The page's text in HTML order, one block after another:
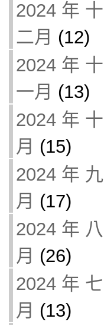
2024 年 十
二月 (12)
2024 年 十
一月 (13)
2024 年 十
月 (15)
2024 年 九
月 (17)
2024 年 八
月 (26)
2024 年 七
月 (13)